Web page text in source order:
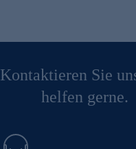
Kontaktieren Sie
helfen gerne.